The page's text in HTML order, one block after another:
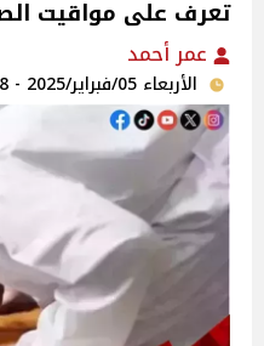
تعرف على مواقيت
عمر أحمد
الأربعاء 05/فبراير/2025 - 09:08 ص